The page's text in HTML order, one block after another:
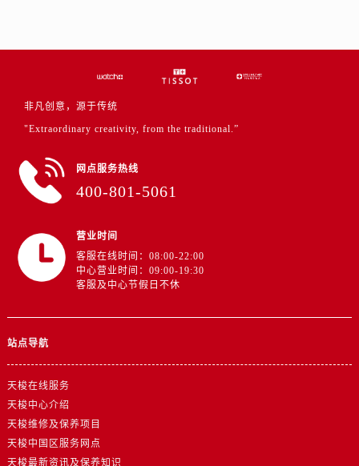
湖南省益阳市赫山区桃花仑路售后服务中心（需提前预约）
甘肃省合作市人民街售后服务中心（需提前预约）
甘肃省酒泉市肃州区西大街售后服务中心（需提前预约）
甘肃省陇南市武都区人民路售后服务中心（需提前预约）
非凡创意，源于传统
"Extraordinary creativity, from the traditional.”
网点服务热线
400-801-5061
营业时间
客服在线时间：08:00-22:00
中心营业时间：09:00-19:30
客服及中心节假日不休
站点导航
天梭在线服务
天梭中心介绍
天梭维修及保养项目
天梭中国区服务网点
天梭最新资讯及保养知识